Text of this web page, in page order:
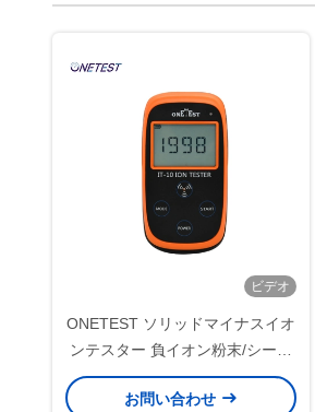
ビデオ
ONETEST ソリッドマイナスイオ
ンテスター 負イオン粉末/シート
コーティングテスト
お問い合わせ